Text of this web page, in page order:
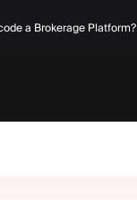
a Brokerage Platform?